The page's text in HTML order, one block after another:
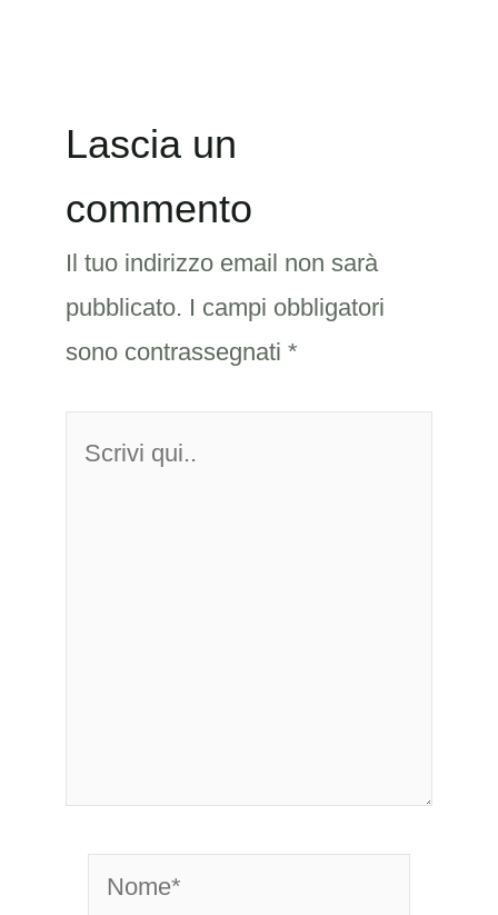
Lascia un
commento
Il tuo indirizzo email non sarà
pubblicato. I campi obbligatori
sono contrassegnati *
Nome*